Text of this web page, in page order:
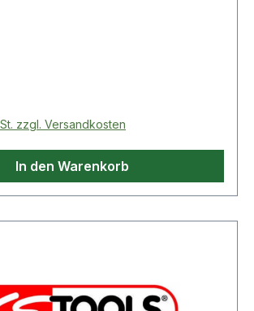
zzgl. Versandkosten
In den Warenkorb